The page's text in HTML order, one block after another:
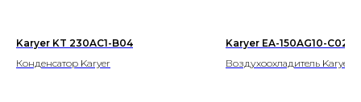
Karyer KT 230AC1-B04
Конденсатор Karyer
Karyer EA-150AG10-C02
Воздухоохладитель Karyer